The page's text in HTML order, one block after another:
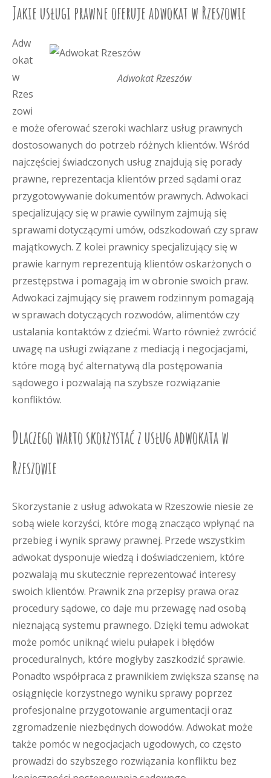
Jakie usługi prawne oferuje adwokat w Rzeszowie
Adwokat Rzeszów
Adw
okat
w
Rzes
zowi
e może oferować szeroki wachlarz usług prawnych
dostosowanych do potrzeb różnych klientów. Wśród
najczęściej świadczonych usług znajdują się porady
prawne, reprezentacja klientów przed sądami oraz
przygotowywanie dokumentów prawnych. Adwokaci
specjalizujący się w prawie cywilnym zajmują się
sprawami dotyczącymi umów, odszkodowań czy spraw
majątkowych. Z kolei prawnicy specjalizujący się w
prawie karnym reprezentują klientów oskarżonych o
przestępstwa i pomagają im w obronie swoich praw.
Adwokaci zajmujący się prawem rodzinnym pomagają
w sprawach dotyczących rozwodów, alimentów czy
ustalania kontaktów z dziećmi. Warto również zwrócić
uwagę na usługi związane z mediacją i negocjacjami,
które mogą być alternatywą dla postępowania
sądowego i pozwalają na szybsze rozwiązanie
konfliktów.
Dlaczego warto skorzystać z usług adwokata w
Rzeszowie
Skorzystanie z usług adwokata w Rzeszowie niesie ze
sobą wiele korzyści, które mogą znacząco wpłynąć na
przebieg i wynik sprawy prawnej. Przede wszystkim
adwokat dysponuje wiedzą i doświadczeniem, które
pozwalają mu skutecznie reprezentować interesy
swoich klientów. Prawnik zna przepisy prawa oraz
procedury sądowe, co daje mu przewagę nad osobą
nieznającą systemu prawnego. Dzięki temu adwokat
może pomóc uniknąć wielu pułapek i błędów
proceduralnych, które mogłyby zaszkodzić sprawie.
Ponadto współpraca z prawnikiem zwiększa szansę na
osiągnięcie korzystnego wyniku sprawy poprzez
profesjonalne przygotowanie argumentacji oraz
zgromadzenie niezbędnych dowodów. Adwokat może
także pomóc w negocjacjach ugodowych, co często
prowadzi do szybszego rozwiązania konfliktu bez